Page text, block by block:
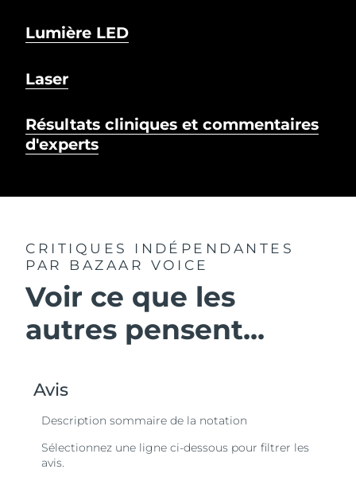
Lumière LED
Laser
Résultats cliniques et commentaires
d'experts
CRITIQUES INDÉPENDANTES
PAR BAZAAR VOICE
Voir ce que les
autres pensent...